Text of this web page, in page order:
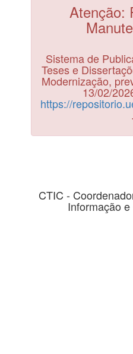
Atenção:
Sistema de
Teses e
Modernização,
13/02/
https://
.
CTIC -
Informação